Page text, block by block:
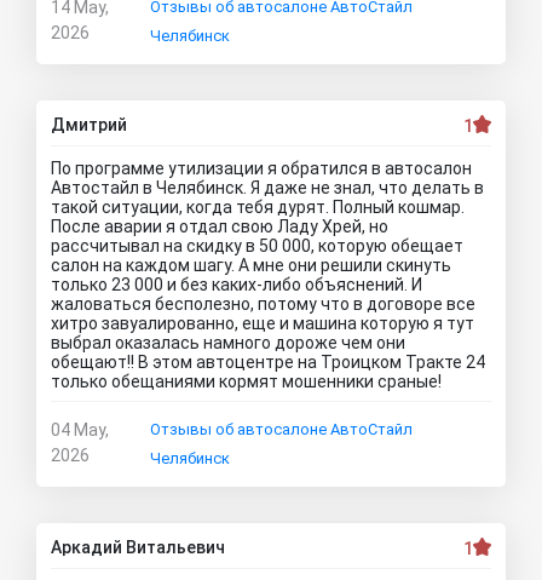
14 May,
2026
Отзывы об автосалоне АвтоСтайл
Челябинск
Дмитрий 1
По программе утилизации я обратился в автосалон
Автостайл в Челябинск. Я даже не знал, что делать в
такой ситуации, когда тебя дурят. Полный кошмар.
После аварии я отдал свою Ладу Хрей, но
рассчитывал на скидку в 50 000, которую обещает
салон на каждом шагу. А мне они решили скинуть
только 23 000 и без каких-либо объяснений. И
жаловаться бесполезно, потому что в договоре все
хитро завуалированно, еще и машина которую я тут
выбрал оказалась намного дороже чем они
обещают!! В этом автоцентре на Троицком Тракте 24
только обещаниями кормят мошенники сраные!
04 May,
2026
Отзывы об автосалоне АвтоСтайл
Челябинск
Аркадий Витальевич 1